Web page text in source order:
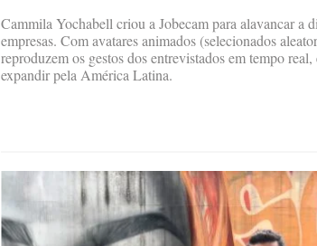
Cammila Yochabell criou a Jobecam para alavancar a
empresas. Com avatares animados (selecionados
reproduzem os gestos dos entrevistados em tempo
expandir pela América Latina.